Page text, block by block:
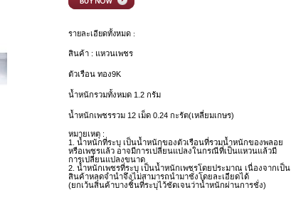
รายละเอียดทั้งหมด :
สินค้า : แหวนเพชร
ตัวเรือน ทอง9K
น้ำหนักรวมทั้งหมด 1.2 กรัม
น้ำหนักเพชรรวม 12 เม็ด 0.24 กะรัต(เหลี่ยมเกษร)
หมายเหตุ :
1. น้ำหนักที่ระบุ เป็นน้ำหนักของตัวเรือนที่รวมน้ำหนักของพลอย
หรือเพชรแล้ว อาจมีการเปลี่ยนแปลงในกรณีที่เป็นแหวนแล้วมี
การเปลี่ยนแปลงขนาด
2. น้ำหนักเพชรที่ระบุ เป็นน้ำหนักเพชรโดยประมาณ เนื่องจากเป็น
สินค้าหลุดจำนำจึงไม่สามารถนำมาชั่งโดยละเอียดได้
(ยกเว้นสินค้าบางชิ้นที่ระบุไว้ชัดเจนว่าน้ำหนักผ่านการชั่ง)